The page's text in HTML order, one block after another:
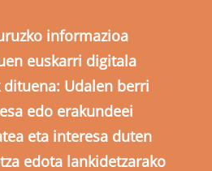
informazioa
euskarri digitala
Udalen berri
edo erakundeei
eta interesa duten
edota lankidetzarako